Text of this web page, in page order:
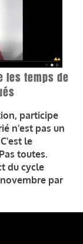
les temps de
participe
n'est pas un
le
toutes.
du cycle
novembre par